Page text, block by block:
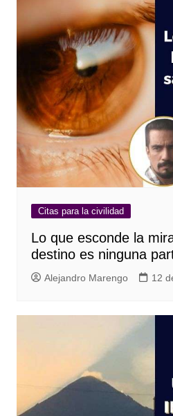
Citas para la civilidad
Lo que esconde la
destino es ninguna
Alejandro Marengo 12